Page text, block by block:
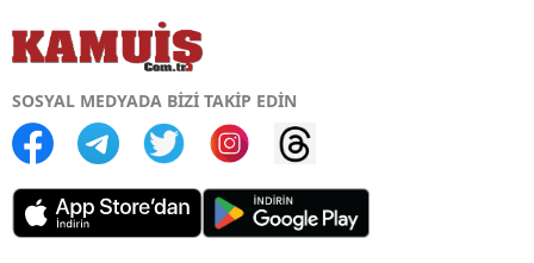
SOSYAL MEDYADA BİZİ TAKİP EDİN